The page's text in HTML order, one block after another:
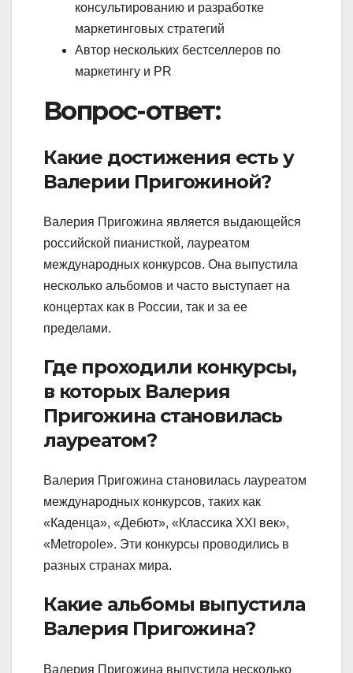
консультированию и разработке
маркетинговых стратегий
Автор нескольких бестселлеров по
маркетингу и PR
Вопрос-ответ:
Какие достижения есть у
Валерии Пригожиной?
Валерия Пригожина является выдающейся
российской пианисткой, лауреатом
международных конкурсов. Она выпустила
несколько альбомов и часто выступает на
концертах как в России, так и за ее
пределами.
Где проходили конкурсы,
в которых Валерия
Пригожина становилась
лауреатом?
Валерия Пригожина становилась лауреатом
международных конкурсов, таких как
«Каденца», «Дебют», «Классика XXI век»,
«Metropole». Эти конкурсы проводились в
разных странах мира.
Какие альбомы выпустила
Валерия Пригожина?
Валерия Пригожина выпустила несколько